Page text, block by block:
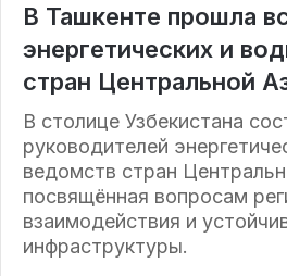
В Ташкенте прошла
энергетических и
стран Центральной
В столице Узбекистана
руководителей
ведомств стран
посвящённая вопросам
взаимодействия и
инфраструктуры.